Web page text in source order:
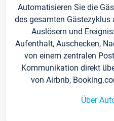
Automatisieren Sie die
des gesamten
Auslösern und
Aufenthalt, Auschecken,
von einem zentralen
Kommunikation direkt
von Airbnb,
Über